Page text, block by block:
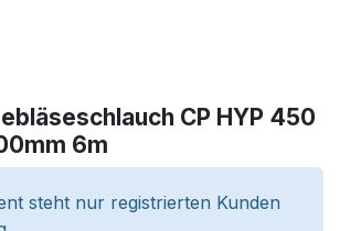
CP HYP 450
6m
steht nur registrierten Kunden